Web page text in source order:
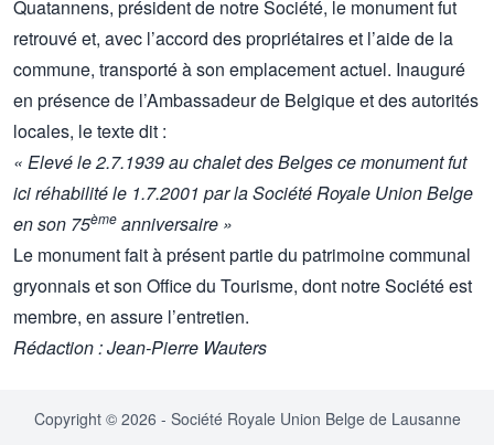
Quatannens, président de notre Société, le monument fut
retrouvé et, avec l’accord des propriétaires et l’aide de la
commune, transporté à son emplacement actuel. Inauguré
en présence de l’Ambassadeur de Belgique et des autorités
locales, le texte dit :
« Elevé le 2.7.1939 au chalet des Belges ce monument fut
ici réhabilité le 1.7.2001 par la Société Royale Union Belge
en son 75ème anniversaire »
Le monument fait à présent partie du patrimoine communal
gryonnais et son Office du Tourisme, dont notre Société est
membre, en assure l’entretien.
Rédaction : Jean-Pierre Wauters
Copyright © 2026 - Société Royale Union Belge de Lausanne